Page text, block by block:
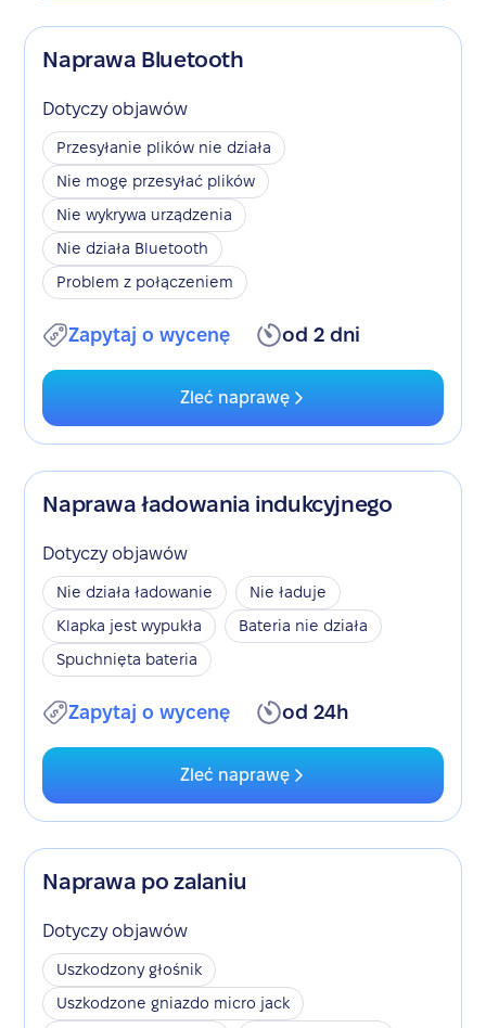
Naprawa Bluetooth
Dotyczy objawów
Przesyłanie plików nie działa
Nie mogę przesyłać plików
Nie wykrywa urządzenia
Nie działa Bluetooth
Problem z połączeniem
Zapytaj o wycenę od 2 dni
Zleć naprawę
Naprawa ładowania indukcyjnego
Dotyczy objawów
Nie działa ładowanie
Nie ładuje
Klapka jest wypukła
Bateria nie działa
Spuchnięta bateria
Zapytaj o wycenę od 24h
Zleć naprawę
Naprawa po zalaniu
Dotyczy objawów
Uszkodzony głośnik
Uszkodzone gniazdo micro jack